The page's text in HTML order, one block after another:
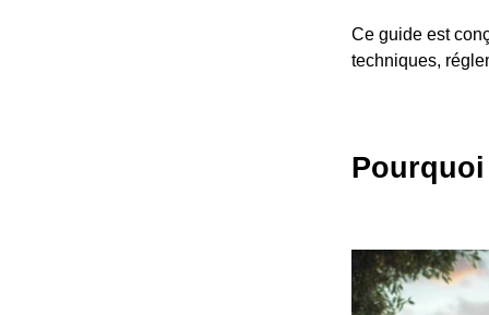
Ce guide est
techniques,